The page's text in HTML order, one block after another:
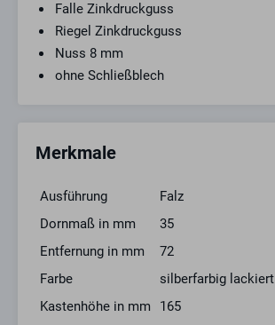
Falle Zinkdruckguss
Riegel Zinkdruckguss
Nuss 8 mm
ohne Schließblech
Merkmale
Ausführung
Falz
Dornmaß in mm
35
Entfernung in mm
72
Farbe
silberfarbig lackiert
Kastenhöhe in mm
165